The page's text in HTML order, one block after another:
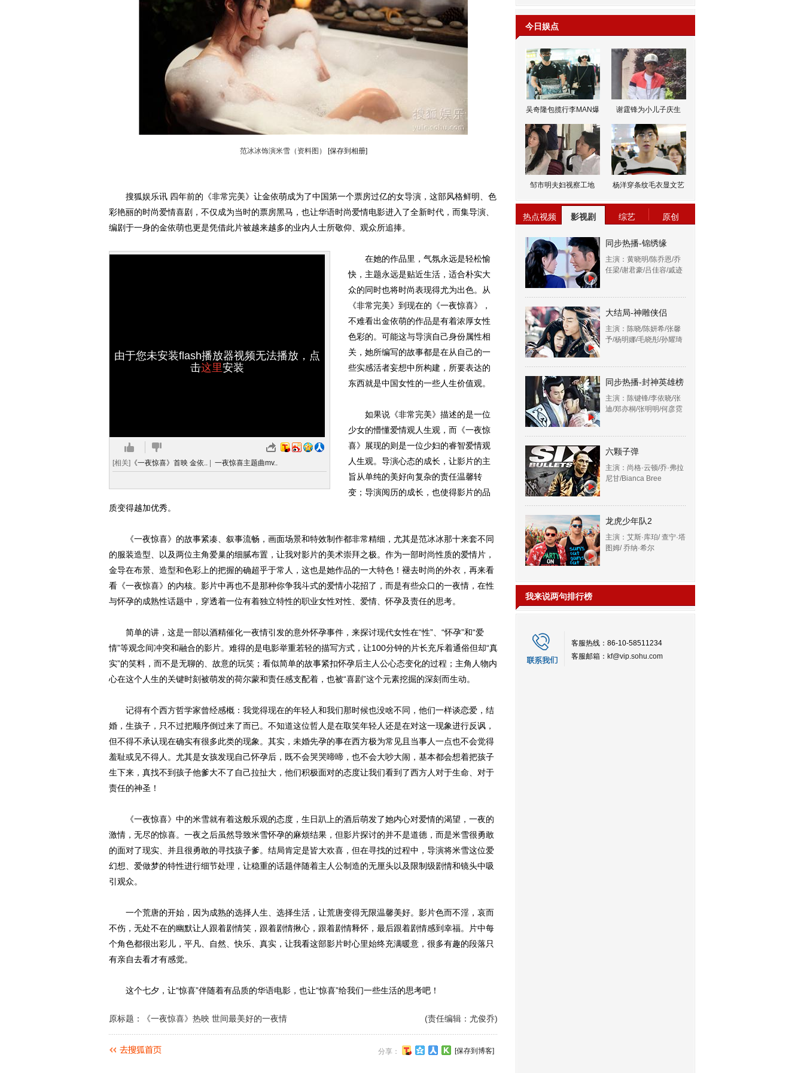
范冰冰饰演米雪（资料图） [保存到相册]
搜狐娱乐讯 四年前的《非常完美》让金依萌成为了中国第一个票房过亿的女导演，这部风格鲜明、色
彩艳丽的时尚爱情喜剧，不仅成为当时的票房黑马，也让华语时尚爱情电影进入了全新时代，而集导演、
编剧于一身的金依萌也更是凭借此片被越来越多的业内人士所敬仰、观众所追捧。
由于您未安装flash播放器视频无法播放，点
击这里安装
[相关] 《一夜惊喜》首映 金依.. 一夜惊喜主题曲mv..
在她的作品里，气氛永远是轻松愉
快，主题永远是贴近生活，适合朴实大
众的同时也将时尚表现得尤为出色。从
《非常完美》到现在的《一夜惊喜》，
不难看出金依萌的作品是有着浓厚女性
色彩的。可能这与导演自己身份属性相
关，她所编写的故事都是在从自己的一
些实感活者妄想中所构建，所要表达的
东西就是中国女性的一些人生价值观。
如果说《非常完美》描述的是一位
少女的懵懂爱情观人生观，而《一夜惊
喜》展现的则是一位少妇的睿智爱情观
人生观。导演心态的成长，让影片的主
旨从单纯的美好向复杂的责任温馨转
变；导演阅历的成长，也使得影片的品
质变得越加优秀。
《一夜惊喜》的故事紧凑、叙事流畅，画面场景和特效制作都非常精细，尤其是范冰冰那十来套不同
的服装造型、以及两位主角爱巢的细腻布置，让我对影片的美术崇拜之极。作为一部时尚性质的爱情片，
金导在布景、造型和色彩上的把握的确超乎于常人，这也是她作品的一大特色！褪去时尚的外衣，再来看
看《一夜惊喜》的内核。影片中再也不是那种你争我斗式的爱情小花招了，而是有些众口的一夜情，在性
与怀孕的成熟性话题中，穿透着一位有着独立特性的职业女性对性、爱情、怀孕及责任的思考。
简单的讲，这是一部以酒精催化一夜情引发的意外怀孕事件，来探讨现代女性在“性”、“怀孕”和“爱
情”等观念间冲突和融合的影片。难得的是电影举重若轻的描写方式，让100分钟的片长充斥着通俗但却“真
实”的笑料，而不是无聊的、故意的玩笑；看似简单的故事紧扣怀孕后主人公心态变化的过程；主角人物内
心在这个人生的关键时刻被萌发的荷尔蒙和责任感支配着，也被“喜剧”这个元素挖掘的深刻而生动。
记得有个西方哲学家曾经感概：我觉得现在的年轻人和我们那时候也没啥不同，他们一样谈恋爱，结
婚，生孩子，只不过把顺序倒过来了而已。不知道这位哲人是在取笑年轻人还是在对这一现象进行反讽，
但不得不承认现在确实有很多此类的现象。其实，未婚先孕的事在西方极为常见且当事人一点也不会觉得
羞耻或见不得人。尤其是女孩发现自己怀孕后，既不会哭哭啼啼，也不会大吵大闹，基本都会想着把孩子
生下来，真找不到孩子他爹大不了自己拉扯大，他们积极面对的态度让我们看到了西方人对于生命、对于
责任的神圣！
《一夜惊喜》中的米雪就有着这般乐观的态度，生日趴上的酒后萌发了她内心对爱情的渴望，一夜的
激情，无尽的惊喜。一夜之后虽然导致米雪怀孕的麻烦结果，但影片探讨的并不是道德，而是米雪很勇敢
的面对了现实、并且很勇敢的寻找孩子爹。结局肯定是皆大欢喜，但在寻找的过程中，导演将米雪这位爱
幻想、爱做梦的特性进行细节处理，让稳重的话题伴随着主人公制造的无厘头以及限制级剧情和镜头中吸
引观众。
一个荒唐的开始，因为成熟的选择人生、选择生活，让荒唐变得无限温馨美好。影片色而不淫，哀而
不伤，无处不在的幽默让人跟着剧情笑，跟着剧情揪心，跟着剧情释怀，最后跟着剧情感到幸福。片中每
个角色都很出彩儿，平凡、自然、快乐、真实，让我看这部影片时心里始终充满暖意，很多有趣的段落只
有亲自去看才有感觉。
这个七夕，让“惊喜”伴随着有品质的华语电影，也让“惊喜”给我们一些生活的思考吧！
(责任编辑：尤俊乔)
原标题：《一夜惊喜》热映 世间最美好的一夜情
分享： [保存到博客]
今日娱点
吴奇隆包揽行李MAN爆 谢霆锋为小儿子庆生
邹市明夫妇视察工地 杨洋穿条纹毛衣显文艺
热点视频 影视剧 综艺 原创
同步热播-锦绣缘
主演：黄晓明/陈乔恩/乔
任梁/谢君豪/吕佳容/戚迹
大结局-神雕侠侣
主演：陈晓/陈妍希/张馨
予/杨明娜/毛晓彤/孙耀琦
同步热播-封神英雄榜
主演：陈键锋/李依晓/张
迪/郑亦桐/张明明/何彦霓
六颗子弹
主演：尚格·云顿/乔·弗拉
尼甘/Bianca Bree
龙虎少年队2
主演：艾斯·库珀/ 查宁·塔
图姆/ 乔纳·希尔
我来说两句排行榜
客服热线：86-10-58511234
客服邮箱： kf@vip.sohu.com